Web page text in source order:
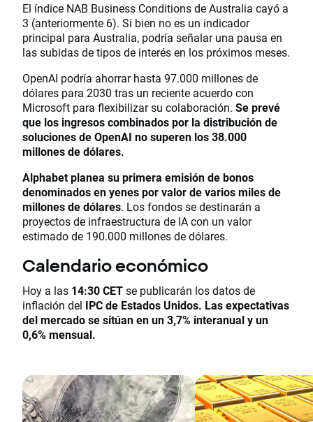
El índice NAB Business Conditions de Australia cayó a
3 (anteriormente 6). Si bien no es un indicador
principal para Australia, podría señalar una pausa en
las subidas de tipos de interés en los próximos meses.
OpenAI podría ahorrar hasta 97.000 millones de
dólares para 2030 tras un reciente acuerdo con
Microsoft para flexibilizar su colaboración. Se prevé
que los ingresos combinados por la distribución de
soluciones de OpenAI no superen los 38.000
millones de dólares.
Alphabet planea su primera emisión de bonos
denominados en yenes por valor de varios miles de
millones de dólares. Los fondos se destinarán a
proyectos de infraestructura de IA con un valor
estimado de 190.000 millones de dólares.
Calendario económico
Hoy a las 14:30 CETse publicarán los datos de
inflación del IPC de Estados Unidos. Las expectativas
del mercado se sitúan en un 3,7% interanual y un
0,6% mensual.